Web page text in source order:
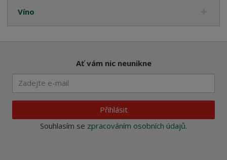
Víno
Ať vám nic neunikne
Přihlásit
Souhlasím se zpracováním osobních údajů.